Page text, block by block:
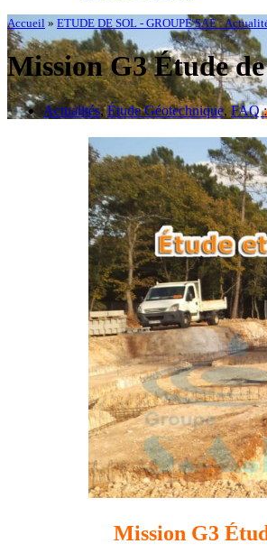
Accueil » ETUDE DE SOL - GROUPE SAE :
Mission G3 Étude
Actualités,Étude Géotechnique,FAQ
Mission G3